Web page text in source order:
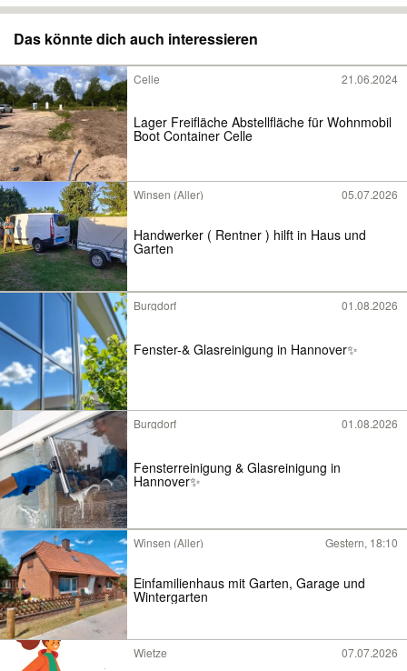
Das könnte dich auch interessieren
Celle 21.06.2024
Lager Freifläche Abstellfläche für Wohnmobil
Boot Container Celle
Winsen (Aller) 05.07.2026
Handwerker ( Rentner ) hilft in Haus und
Garten
Burgdorf 01.08.2026
Fenster-& Glasreinigung in Hannover✨
Burgdorf 01.08.2026
Fensterreinigung & Glasreinigung in
Hannover✨
Winsen (Aller) Gestern, 18:10
Einfamilienhaus mit Garten, Garage und
Wintergarten
Wietze 07.07.2026